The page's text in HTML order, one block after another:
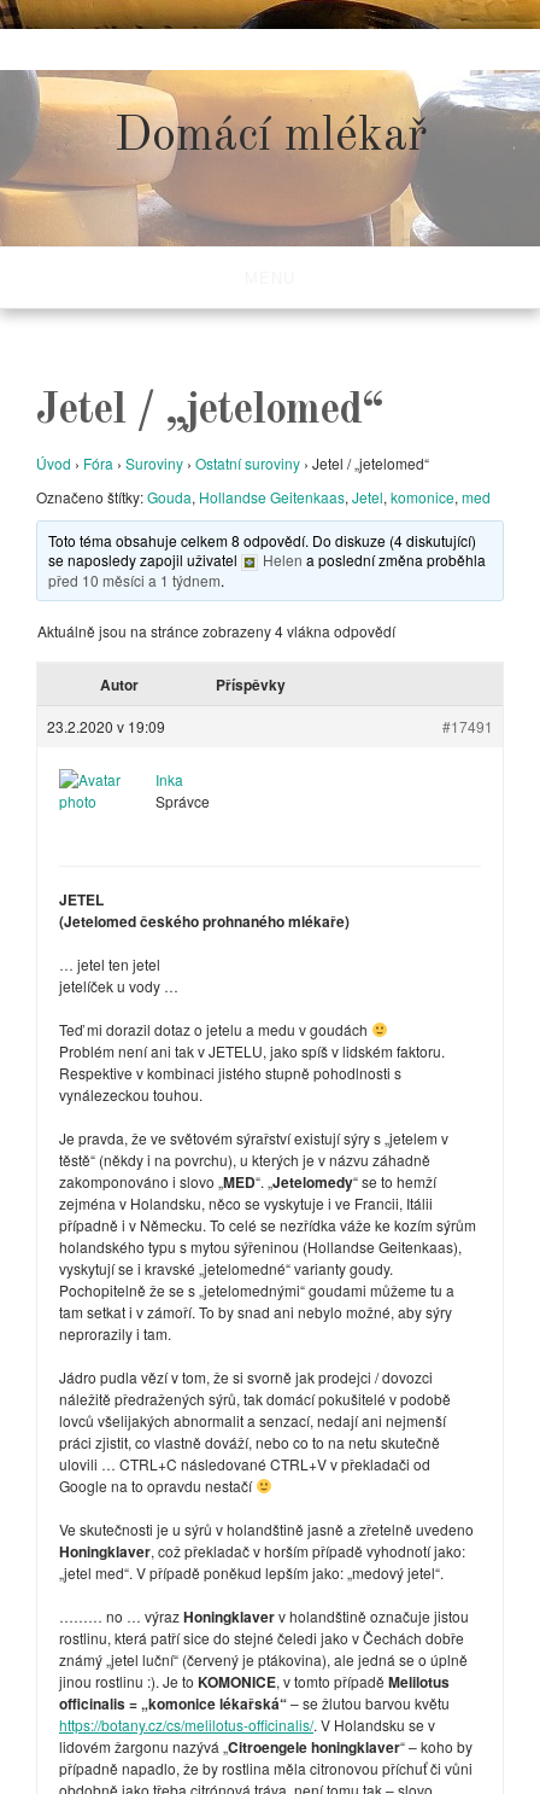
to
content
Domácí mlékař
Jetel / „jetelomed“
Úvod › Fóra › Suroviny › Ostatní suroviny › Jetel / „jetelomed“
Označeno štítky:Gouda, Hollandse Geitenkaas, Jetel, komonice, med
Toto téma obsahuje celkem 8 odpovědí. Do diskuze (4 diskutující)
se naposledy zapojil uživatel
Helen a poslední změna proběhla
před 10 měsíci a 1 týdnem.
Aktuálně jsou na stránce zobrazeny 4 vlákna odpovědí
Autor Příspěvky
23.2.2020 v 19:09 #17491
Inka
Správce
JETEL
(Jetelomed českého prohnaného mlékaře)
… jetel ten jetel
jetelíček u vody …
Teď mi dorazil dotaz o jetelu a medu v goudách
Problém není ani tak v JETELU, jako spíš v lidském faktoru.
Respektive v kombinaci jistého stupně pohodlnosti s
vynálezeckou touhou.
Je pravda, že ve světovém sýrařství existují sýry s „jetelem v
těstě“ (někdy i na povrchu), u kterých je v názvu záhadně
zakomponováno i slovo „MED“. „Jetelomedy“ se to hemží
zejména v Holandsku, něco se vyskytuje i ve Francii, Itálii
případně i v Německu. To celé se nezřídka váže ke kozím sýrům
holandského typu s mytou sýřeninou (Hollandse Geitenkaas),
vyskytují se i kravské „jetelomedné“ varianty goudy.
Pochopitelně že se s „jetelomednými“ goudami můžeme tu a
tam setkat i v zámoří. To by snad ani nebylo možné, aby sýry
neprorazily i tam.
Jádro pudla vězí v tom, že si svorně jak prodejci / dovozci
náležitě předražených sýrů, tak domácí pokušitelé v podobě
lovců všelijakých abnormalit a senzací, nedají ani nejmenší
práci zjistit, co vlastně dováží, nebo co to na netu skutečně
ulovili … CTRL+C následované CTRL+V v překladači od
Google na to opravdu nestačí
Ve skutečnosti je u sýrů v holandštině jasně a zřetelně uvedeno
Honingklaver, což překladač v horším případě vyhodnotí jako:
„jetel med“. V případě poněkud lepším jako: „medový jetel“.
……… no … výrazHoningklaverv holandštině označuje jistou
rostlinu, která patří sice do stejné čeledi jako v Čechách dobře
známý „jetel luční“ (červený je ptákovina), ale jedná se o úplně
jinou rostlinu :). Je to KOMONICE, v tomto případě Melilotus
officinalis = „komonice lékařská“– se žlutou barvou květu
https://botany.cz/cs/melilotus-officinalis/. V Holandsku se v
lidovém žargonu nazývá „Citroengele honingklaver“ – koho by
případně napadlo, že by rostlina měla citronovou příchuť či vůni
obdobně jako třeba citrónová tráva, není tomu tak – slovo